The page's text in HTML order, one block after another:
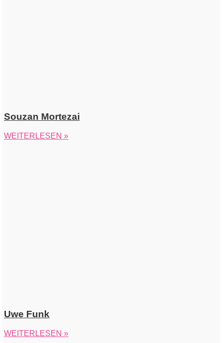
Souzan Mortezai
WEITERLESEN »
Uwe Funk
WEITERLESEN »